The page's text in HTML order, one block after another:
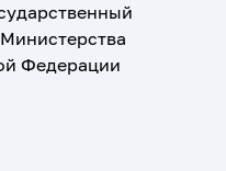
Федерации